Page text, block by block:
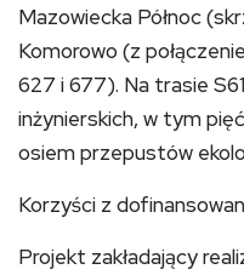
Mazowiecka Północ
Komorowo (z
627 i 677). Na trasie
inżynierskich, w tym
osiem przepustów
Korzyści z
Projekt zakładający